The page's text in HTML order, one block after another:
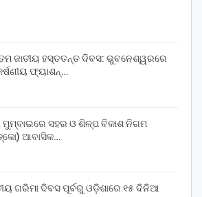
ଜାତୀୟ ହସ୍ତତନ୍ତ ଦିବସ: ଭୁବନେଶ୍ୱରରେ
ଫ୍ୟାଶନ୍…
ସହର ଓ ଶିଳ୍ପ ବିକାଶ ନିଗମ
ଆବାସିକ…
ଗରିମା ଦିବସ ପୂର୍ବରୁ ଓଡ଼ିଶାରେ ୧୫ ଦିନିଆ